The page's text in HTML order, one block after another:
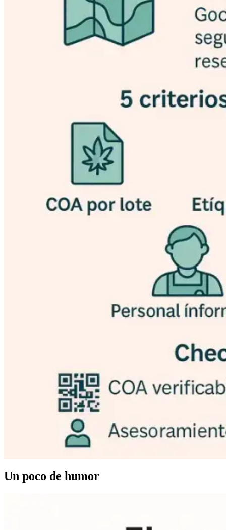
Un poco de humor